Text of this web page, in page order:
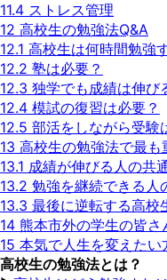
11.4 ストレス管理
12 高校生の勉強法Q&A
12.1 高校生は何時間勉強
12.2 塾は必要？
12.3 独学でも成績は伸び
12.4 模試の復習は必要？
12.5 部活をしながら受験
13 高校生の勉強法で最も
13.1 成績が伸びる人の共
13.2 勉強を継続できる人
13.3 最後に逆転する高校
14 熊本市外の学生の皆
15 本気で人生を変えたい
高校生の勉強法とは？